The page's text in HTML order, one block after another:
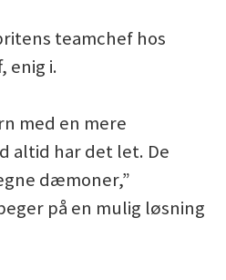
teamchef hos
enig i.
med en mere
altid har det let. De
dæmoner,”
på en mulig løsning